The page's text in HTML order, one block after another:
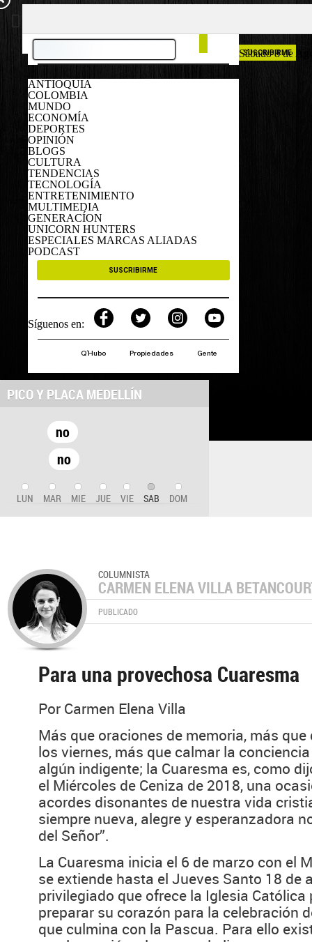
ANTIOQUIA
COLOMBIA
MUNDO
ECONOMÍA
DEPORTES
OPINIÓN
BLOGS
CULTURA
TENDENCIAS
TECNOLOGÍA
ENTRETENIMIENTO
MULTIMEDIA
GENERACÍON
UNICORN HUNTERS
ESPECIALES MARCAS ALIADAS
PODCAST
SUSCRIBIRME
Síguenos en:
Q´Hubo Propiedades Gente
Sábado 8 de
SUSCRIBIRME
PICO Y PLACA MEDELLÍN
no
no
LUN MAR MIE JUE VIE SAB DOM
COLUMNISTA
CARMEN ELENA VILLA
PUBLICADO
Para una provechosa Cuaresma
Por Carmen Elena Villa
Más que oraciones de memoria, más
los viernes, más que calmar la
algún indigente; la Cuaresma es, como
el Miércoles de Ceniza de 2018, una
acordes disonantes de nuestra vida
siempre nueva, alegre y esperanzadora
del Señor”.
La Cuaresma inicia el 6 de marzo con el
se extiende hasta el Jueves Santo 18 de
privilegiado que ofrece la Iglesia Católica
preparar su corazón para la celebración
que culmina con la Pascua. Para ello